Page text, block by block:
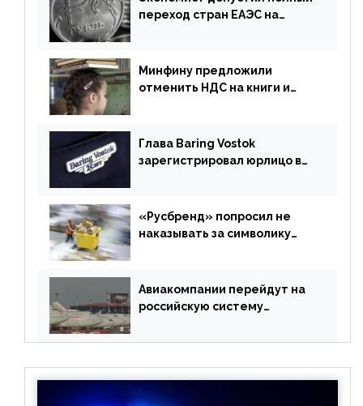
переход стран ЕАЭС на
Минфину предложили
отменить НДС на книги и
Глава Baring Vostok
зарегистрировал юрлицо в
«Русбренд» попросил не
наказывать за символику
Авиакомпании перейдут на
российскую систему